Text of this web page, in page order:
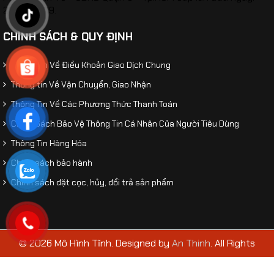
Mô hình xe ô tô Mercedes-Benz Ener G Force tỷ
lệ 1:32
26/02/2019.
CHÍNH SÁCH & QUY ĐỊNH
Thông Tin Về Điều Khoản Giao Dịch Chung
Thông tin Về Vận Chuyển, Giao Nhận
Thông Tin Về Các Phương Thức Thanh Toán
Chính Sách Bảo Vệ Thông Tin Cá Nhân Của Người Tiêu Dùng
Thông Tin Hàng Hóa
Chính sách bảo hành
Chính sách đặt cọc, hủy, đổi trả sản phẩm
© 2026 Mô Hình Tĩnh. Designed by An Thinh. All Rights